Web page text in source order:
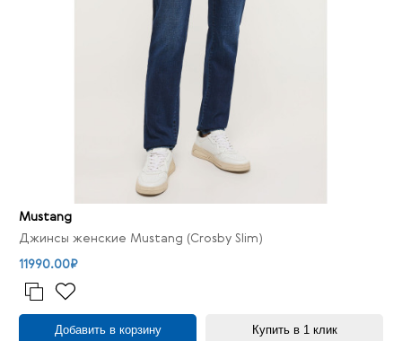
Mustang
Джинсы женские Mustang (Crosby Slim)
11990.00₽
Добавить в корзину Купить в 1 клик